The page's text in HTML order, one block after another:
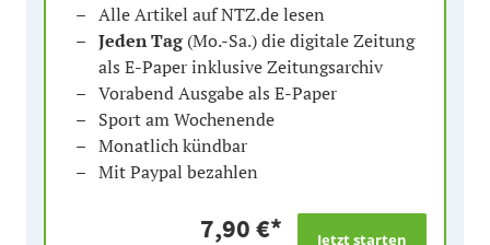
Alle Artikel auf NTZ.de lesen
Jeden Tag(Mo.-Sa.) die digitale Zeitung
als E-Paper inklusive Zeitungsarchiv
Vorabend Ausgabe als E-Paper
Sport am Wochenende
Monatlich kündbar
Mit Paypal bezahlen
7,90 €*